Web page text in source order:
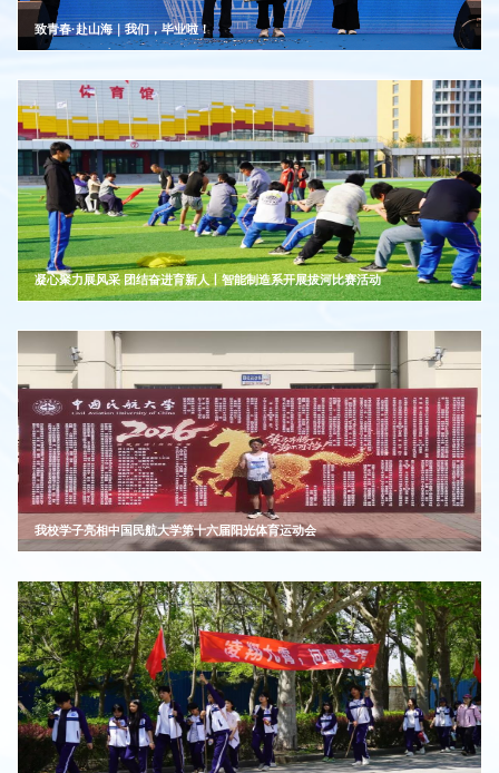
致青春·赴山海｜我们，毕业啦！
凝心聚力展风采 团结奋进育新人丨智能制造系开展拔河比赛活动
我校学子亮相中国民航大学第十六届阳光体育运动会